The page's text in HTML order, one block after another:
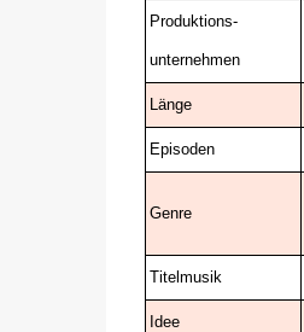
Produktions-
unternehmen
Länge
Episoden
Genre
Titelmusik
Idee